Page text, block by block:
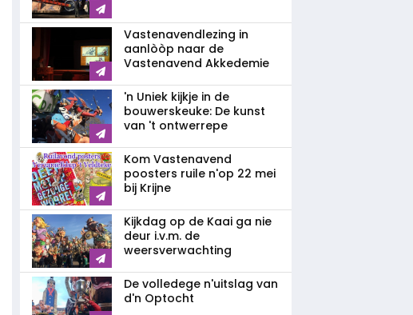
Vastenavendlezing in
aanlòòp naar de
Vastenavend Akkedemie
'n Uniek kijkje in de
bouwerskeuke: De kunst
van 't ontwerrepe
Kom Vastenavend
poosters ruile n'op 22 mei
bij Krijne
Kijkdag op de Kaai ga nie
deur i.v.m. de
weersverwachting
De volledege n'uitslag van
d'n Optocht